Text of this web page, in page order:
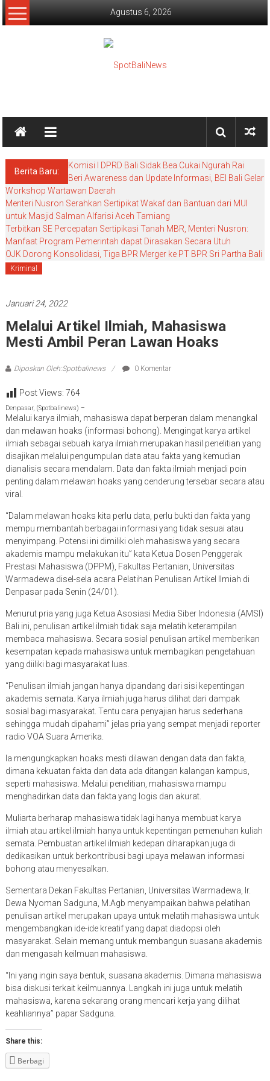
Lompat
ke
Agustus 6, 2026
Berita Baru:
Komisi I DPRD Bali Sidak Bea Cukai Ngurah Rai
Beri Awareness dan Update Informasi, BEI Bali Gelar
Workshop Wartawan Daerah
Menteri Nusron Serahkan Sertipikat Wakaf dan Bantuan dari MUI
untuk Masjid Salman Alfarisi Aceh Tamiang
Terbitkan SE Percepatan Sertipikasi Tanah MBR, Menteri Nusron:
Manfaat Program Pemerintah dapat Dirasakan Secara Utuh
OJK Dorong Konsolidasi, Tiga BPR Merger ke PT BPR Sri Partha Bali
Kriminal
Januari 24, 2022
Melalui Artikel Ilmiah, Mahasiswa
Mesti Ambil Peran Lawan Hoaks
Diposkan Oleh:Spotbalinews 0 Komentar
Post Views: 764
Denpasar, (Spotbalinews) –
Melalui karya ilmiah, mahasiswa dapat berperan dalam menangkal
dan melawan hoaks (informasi bohong). Mengingat karya artikel
ilmiah sebagai sebuah karya ilmiah merupakan hasil penelitian yang
disajikan melalui pengumpulan data atau fakta yang kemudian
dianalisis secara mendalam. Data dan fakta ilmiah menjadi poin
penting dalam melawan hoaks yang cenderung tersebar secara atau
viral.
“Dalam melawan hoaks kita perlu data, perlu bukti dan fakta yang
mempu membantah berbagai informasi yang tidak sesuai atau
menyimpang. Potensi ini dimiliki oleh mahasiswa yang secara
akademis mampu melakukan itu” kata Ketua Dosen Penggerak
Prestasi Mahasiswa (DPPM), Fakultas Pertanian, Universitas
Warmadewa disel-sela acara Pelatihan Penulisan Artikel Ilmiah di
Denpasar pada Senin (24/01).
Menurut pria yang juga Ketua Asosiasi Media Siber Indonesia (AMSI)
Bali ini, penulisan artikel ilmiah tidak saja melatih keterampilan
membaca mahasiswa. Secara sosial penulisan artikel memberikan
kesempatan kepada mahasiswa untuk membagikan pengetahuan
yang diiliki bagi masyarakat luas.
“Penulisan ilmiah jangan hanya dipandang dari sisi kepentingan
akademis semata. Karya ilmiah juga harus dilihat dari dampak
sosial bagi masyarakat. Tentu cara penyajian harus sederhana
sehingga mudah dipahami” jelas pria yang sempat menjadi reporter
radio VOA Suara Amerika.
Ia mengungkapkan hoaks mesti dilawan dengan data dan fakta,
dimana kekuatan fakta dan data ada ditangan kalangan kampus,
seperti mahasiswa. Melalui penelitian, mahasiswa mampu
menghadirkan data dan fakta yang logis dan akurat.
Muliarta berharap mahasiswa tidak lagi hanya membuat karya
ilmiah atau artikel ilmiah hanya untuk kepentingan pemenuhan kuliah
semata. Pembuatan artikel ilmiah kedepan diharapkan juga di
dedikasikan untuk berkontribusi bagi upaya melawan informasi
bohong atau menyesalkan.
Sementara Dekan Fakultas Pertanian, Universitas Warmadewa, Ir.
Dewa Nyoman Sadguna, M.Agb menyampaikan bahwa pelatihan
penulisan artikel merupakan upaya untuk melatih mahasiswa untuk
mengembangkan ide-ide kreatif yang dapat diadopsi oleh
masyarakat. Selain memang untuk membangun suasana akademis
dan mengasah keilmuan mahasiswa.
“Ini yang ingin saya bentuk, suasana akademis. Dimana mahasiswa
bisa diskusi terkait keilmuannya. Langkah ini juga untuk melatih
mahasiswa, karena sekarang orang mencari kerja yang dilihat
keahliannya” papar Sadguna.
Share this:
Berbagi